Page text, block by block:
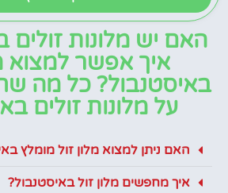
האם יש מלונות זולים
איך אפשר למצוא
באיסטנבול? כל מה
על מלונות זולים
האם ניתן למצוא מלון זול מומלץ
איך מחפשים מלון זול באיסטנבול?